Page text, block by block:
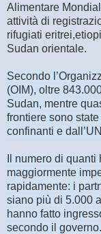
Alimentare
attività di
rifugiati
Sudan orientale.
Secondo
(OIM), oltre
Sudan, mentre
frontiere sono
confinanti e
Il numero di
maggiormente
rapidamente: i
siano più di 5.000
hanno fatto
secondo il governo.